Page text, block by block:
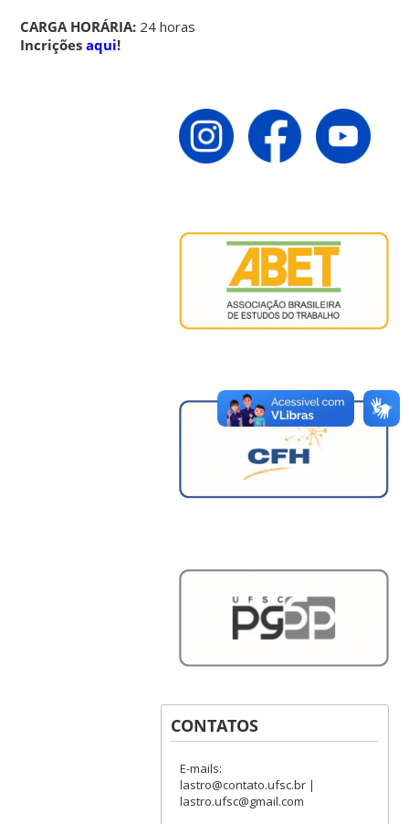
CARGA HORÁRIA: 24 horas
Incriçõesaqui!
CONTATOS
E-mails:
lastro@contato.ufsc.br |
lastro.ufsc@gmail.com